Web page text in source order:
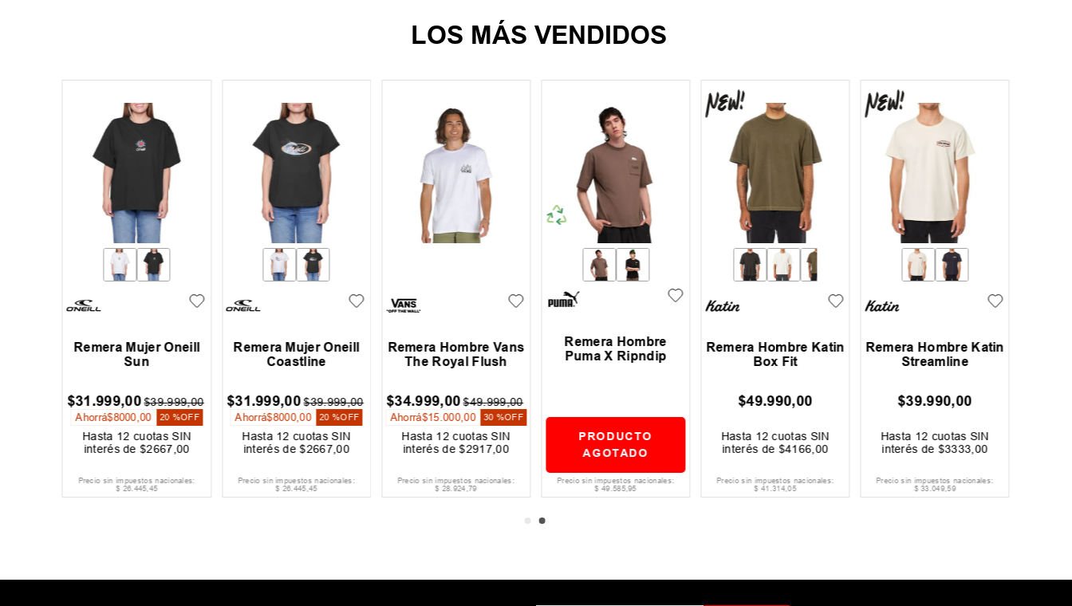
LOS MÁS VENDIDOS
Remera Mujer Oneill
Sun
$31.999,00 $39.999,00
Ahorrá$8000,00 20 %OFF
Hasta 12 cuotas SIN
interés de$2667,00
Precio sin impuestos nacionales:
$ 26.445,45
Remera Mujer Oneill
Coastline
$31.999,00 $39.999,00
Ahorrá$8000,00 20 %OFF
Hasta 12 cuotas SIN
interés de$2667,00
Precio sin impuestos nacionales:
$ 26.445,45
Remera Hombre Vans
The Royal Flush
$34.999,00 $49.999,00
Ahorrá$15.000,00 30 %OFF
Hasta 12 cuotas SIN
interés de$2917,00
Precio sin impuestos nacionales:
$ 28.924,79
Remera Hombre
Puma X Ripndip
PRODUCTO
AGOTADO
Precio sin impuestos nacionales:
$ 49.585,95
Remera Hombre Katin
Box Fit
$49.990,00
Hasta 12 cuotas SIN
interés de$4166,00
Precio sin impuestos nacionales:
$ 41 .314,05
Remera Hombre Katin
Streamline
$39.990,00
Hasta 12 cuotas SIN
interés de$3333,00
Precio sin impuestos nacionales:
$ 33.049,59